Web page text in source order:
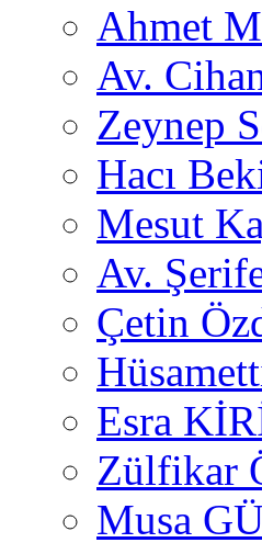
Ahmet
Av.
Zeynep
Hacı
Mesut
Av.
Çetin
Esra
Zülfikar
Musa